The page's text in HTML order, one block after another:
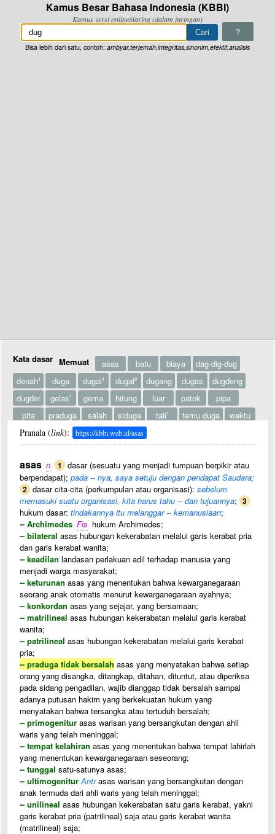
Kamus Besar Bahasa Indonesia (KBBI)
Kamus versi online/daring (dalam jaringan)
?
Bisa lebih dari satu, contoh: ambyar,terjemah,integritas,sinonim,efektif,analisis
Kata dasar Memuat asas batu biaya
dag-dig-dug
denah1 duga dugal1 dugal2 dugang dugas
dugdeng
dugder
gelas1 gema hitung luar patok
pipa
pita
praduga salah siduga tali1 temu duga
waktu
bertulis
Pranala (link): https://kbbi.web.id/asas
asas n 1 dasar (sesuatu yang menjadi tumpuan berpikir atau
berpendapat); pada -- nya, saya setuju dengan pendapat Saudara;
2 dasar cita-cita (perkumpulan atau organisasi): sebelum
memasuki suatu organisasi, kita harus tahu -- dan tujuannya; 3
hukum dasar: tindakannya itu melanggar -- kemanusiaan;
-- Archimedes Fis hukum Archimedes;
-- bilateral asas hubungan kekerabatan melalui garis kerabat pria
dan garis kerabat wanita;
-- keadilan landasan perlakuan adil terhadap manusia yang
menjadi warga masyarakat;
-- keturunan asas yang menentukan bahwa kewarganegaraan
seorang anak otomatis menurut kewarganegaraan ayahnya;
-- konkordan asas yang sejajar, yang bersamaan;
-- matrilineal asas hubungan kekerabatan melalui garis kerabat
wanita;
-- patrilineal asas hubungan kekerabatan melalui garis kerabat
pria;
-- praduga tidak bersalah asas yang menyatakan bahwa setiap
orang yang disangka, ditangkap, ditahan, dituntut, atau diperiksa
pada sidang pengadilan, wajib dianggap tidak bersalah sampai
adanya putusan hakim yang berkekuatan hukum yang
menyatakan bahwa tersangka atau tertuduh bersalah;
-- primogenitur asas warisan yang bersangkutan dengan ahli
waris yang telah meninggal;
-- tempat kelahiran asas yang menentukan bahwa tempat lahirlah
yang menentukan kewarganegaraan seseorang;
-- tunggal satu-satunya asas;
-- ultimogenitur Antrasas warisan yang bersangkutan dengan
anak termuda dari ahli waris yang telah meninggal;
-- unilineal asas hubungan kekerabatan satu garis kerabat, yakni
garis kerabat pria (patrilineal) saja atau garis kerabat wanita
(matrilineal) saja;